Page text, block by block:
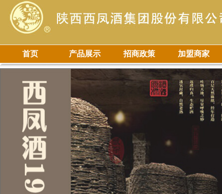
首页 产品展示 招商政策 加盟商家